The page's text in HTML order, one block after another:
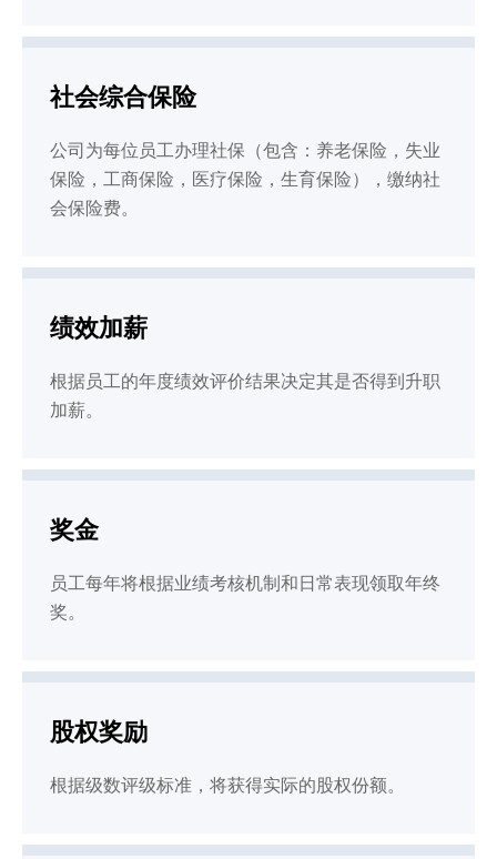
社会综合保险
公司为每位员工办理社保（包含：养老保险，失业
保险，工商保险，医疗保险，生育保险），缴纳社
会保险费。
绩效加薪
根据员工的年度绩效评价结果决定其是否得到升职
加薪。
奖金
员工每年将根据业绩考核机制和日常表现领取年终
奖。
股权奖励
根据级数评级标准，将获得实际的股权份额。